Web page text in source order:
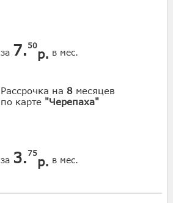
за 7. 50
р. в мес.
Рассрочка на 8 месяцев
по карте "Черепаха"
за 3. 75
р. в мес.